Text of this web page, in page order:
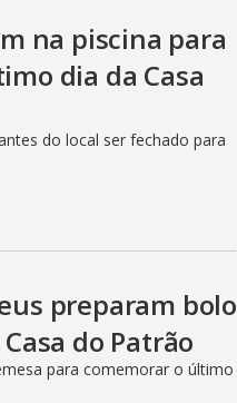
na piscina para
dia da Casa
do local ser fechado para
preparam bolo
do Patrão
para comemorar o último